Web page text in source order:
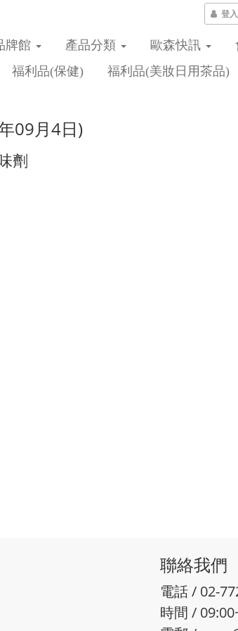
登
牌館 產品分類 歐森快訊
福利品(保健) 福利品(美妝日用茶品)
09月4日)
劑
聯絡我們
電話 / 02-
時間 /